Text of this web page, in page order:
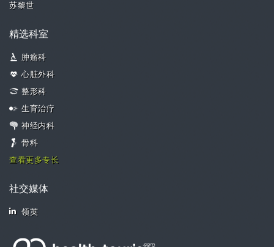
苏黎世
精选科室
肿瘤科
心脏外科
整形科
生育治疗
神经内科
骨科
查看更多专长
社交媒体
领英